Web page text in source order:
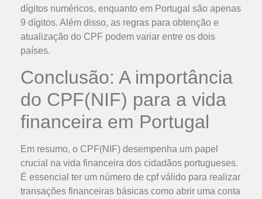
dígitos numéricos, enquanto em Portugal são apenas
9 dígitos. Além disso, as regras para obtenção e
atualização do CPF podem variar entre os dois
países.
Conclusão: A importância
do CPF(NIF) para a vida
financeira em Portugal
Em resumo, o CPF(NIF) desempenha um papel
crucial na vida financeira dos cidadãos portugueses.
É essencial ter um número de cpf válido para realizar
transações financeiras básicas como abrir uma conta